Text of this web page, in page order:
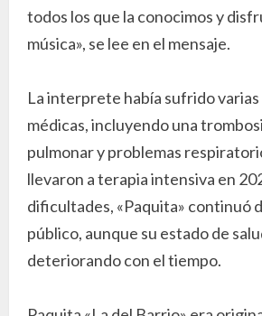
todos los que la conocimos y
música», se lee en el mensaje.
La interprete había sufrido
médicas, incluyendo una
pulmonar y problemas
llevaron a terapia intensiva en
dificultades, «Paquita» continuó
público, aunque su estado de
deteriorando con el tiempo.